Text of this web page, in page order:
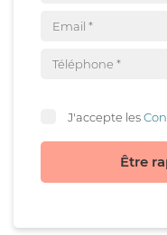
J'accepte les
Être